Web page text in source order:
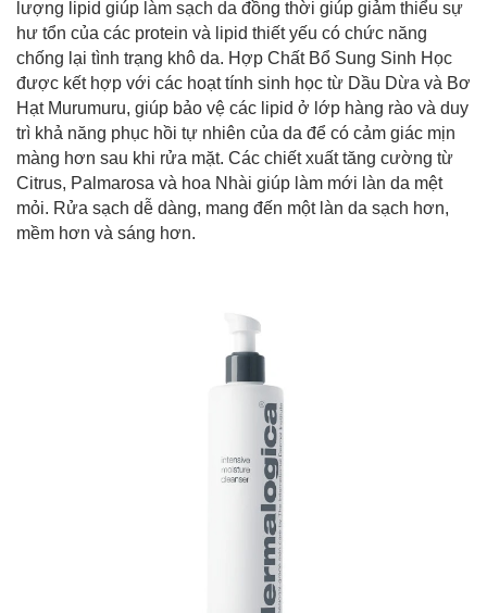
lượng lipid giúp làm sạch da đồng thời giúp giảm thiểu sự
hư tổn của các protein và lipid thiết yếu có chức năng
chống lại tình trạng khô da. Hợp Chất Bổ Sung Sinh Học
được kết hợp với các hoạt tính sinh học từ Dầu Dừa và Bơ
Hạt Murumuru, giúp bảo vệ các lipid ở lớp hàng rào và duy
trì khả năng phục hồi tự nhiên của da để có cảm giác mịn
màng hơn sau khi rửa mặt. Các chiết xuất tăng cường từ
Citrus, Palmarosa và hoa Nhài giúp làm mới làn da mệt
mỏi. Rửa sạch dễ dàng, mang đến một làn da sạch hơn,
mềm hơn và sáng hơn.